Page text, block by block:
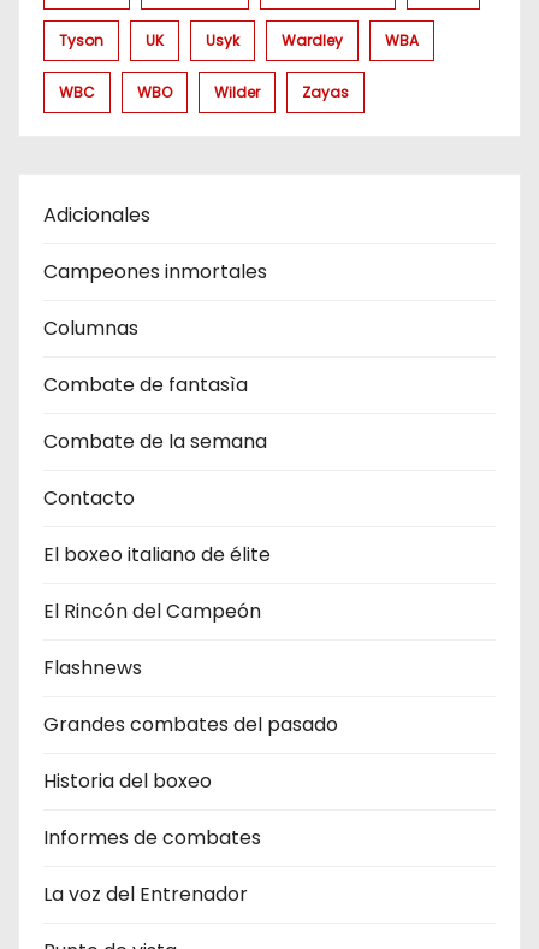
Tyson UK Usyk Wardley WBA
WBC WBO Wilder Zayas
Adicionales
Campeones inmortales
Columnas
Combate de fantasìa
Combate de la semana
Contacto
El boxeo italiano de élite
El Rincón del Campeón
Flashnews
Grandes combates del pasado
Historia del boxeo
Informes de combates
La voz del Entrenador